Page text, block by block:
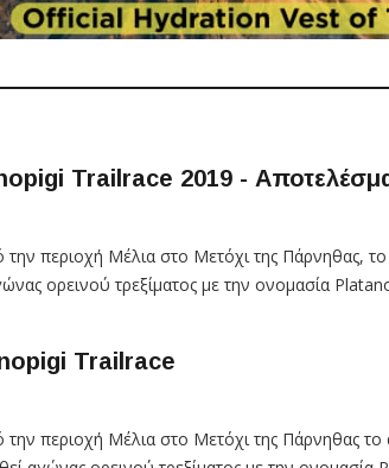
Trailrace 2019 -
την περιοχή Μέλια στο Μετόχι της Πάρνηθας,
ορεινού τρεξίματος με την ονομασία
Trailrace
την περιοχή Μέλια στο Μετόχι της Πάρνηθας